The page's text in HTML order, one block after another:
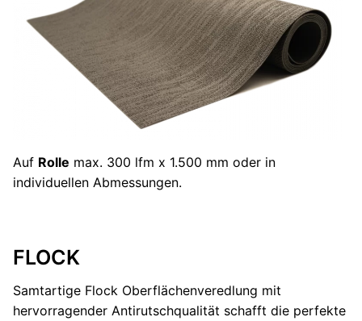
Auf Rolle max. 300 lfm x 1.500 mm oder in
individuellen Abmessungen.
FLOCK
Samtartige Flock Oberflächenveredlung mit
hervorragender Antirutschqualität schafft die perfekte